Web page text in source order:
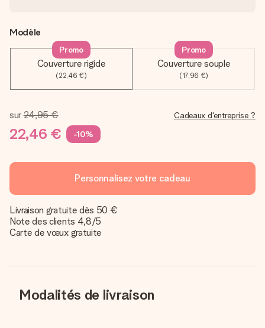
Modèle
Couverture rigide
(22,46 €)
Promo
Couverture souple
(17,96 €)
Promo
sur24,95 €
22,46 € -10%
Cadeaux d'entreprise ?
Personnalisez votre cadeau
Livraison gratuite dès 50 €
Note des clients 4,8/5
Carte de vœux gratuite
Modalités de livraison